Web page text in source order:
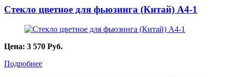
Стекло цветное для фьюзинга (Китай) A4-1
Цена: 3 570 Руб.
Подробнее